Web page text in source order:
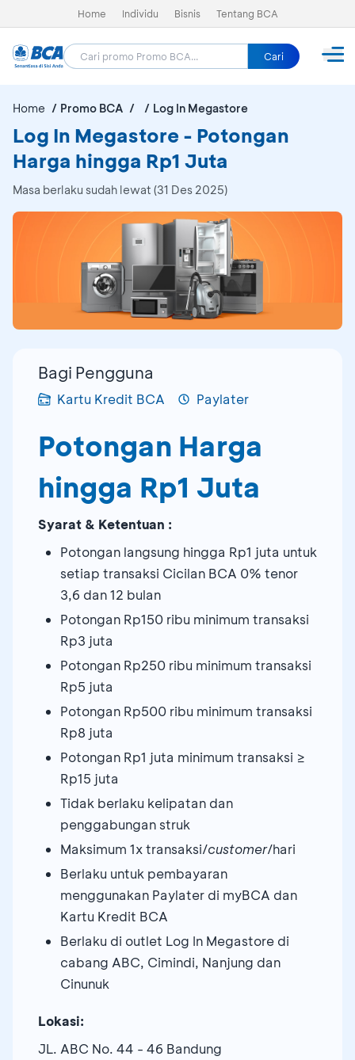
Home Individu Bisnis Tentang BCA
Cari
Home Promo BCA Log In Megastore
Log In Megastore - Potongan
Harga hingga Rp1 Juta
Masa berlaku sudah lewat (31 Des 2025)
Bagi Pengguna
Kartu Kredit BCA Paylater
Potongan Harga
hingga Rp1 Juta
Syarat & Ketentuan :
Potongan langsung hingga Rp1 juta untuk
setiap transaksi Cicilan BCA 0% tenor
3,6 dan 12 bulan
Potongan Rp150 ribu minimum transaksi
Rp3 juta
Potongan Rp250 ribu minimum transaksi
Rp5 juta
Potongan Rp500 ribu minimum transaksi
Rp8 juta
Potongan Rp1 juta minimum transaksi ≥
Rp15 juta
Tidak berlaku kelipatan dan
penggabungan struk
Maksimum 1x transaksi/customer/hari
Berlaku untuk pembayaran
menggunakan Paylater di myBCA dan
Kartu Kredit BCA
Berlaku di outlet Log In Megastore di
cabang ABC, Cimindi, Nanjung dan
Cinunuk
Lokasi:
JL. ABC No. 44 - 46 Bandung